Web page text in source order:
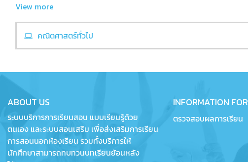
View more
คณิตศาสตร์ทั่วไป
ABOUT US
ระบบบริการการเรียนสอน แบบเรียนรู้ด้วย
ตนเอง และระบบสอนเสริม เพื่อส่งเสริมการเรียน
การสอนนอกห้องเรียน รวมทั้งบริการให้
นักศึกษาสามารถทบทวนบทเรียนย้อนหลัง
INFORMATION FOR
ตรวจสอบผลการเรียน